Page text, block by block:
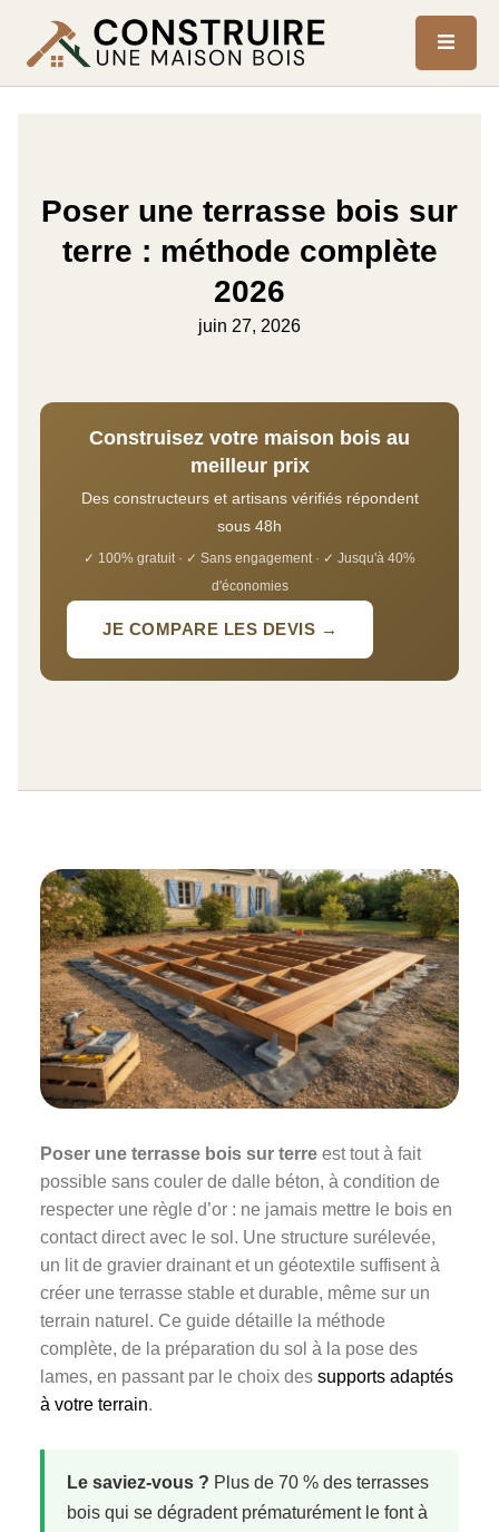
Poser une terrasse bois sur
terre : méthode complète
2026
juin 27, 2026
Construisez votre maison bois au
meilleur prix
Des constructeurs et artisans vérifiés répondent
sous 48h
✓ 100% gratuit · ✓ Sans engagement · ✓ Jusqu'à 40%
d'économies
JE COMPARE LES DEVIS →
Poser une terrasse bois sur terre est tout à fait
possible sans couler de dalle béton, à condition de
respecter une règle d’or : ne jamais mettre le bois en
contact direct avec le sol. Une structure surélevée,
un lit de gravier drainant et un géotextile suffisent à
créer une terrasse stable et durable, même sur un
terrain naturel. Ce guide détaille la méthode
complète, de la préparation du sol à la pose des
lames, en passant par le choix des supports adaptés
à votre terrain.
Le saviez-vous ? Plus de 70 % des terrasses
bois qui se dégradent prématurément le font à